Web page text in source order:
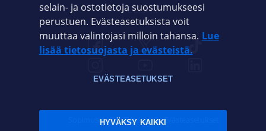
ELISA.FI
Sopimusehdot Tietosuoja Evästeasetukset
selain- ja ostotietoja suostumukseesi
perustuen. Evästeasetuksista voit
muuttaa valintojasi milloin tahansa. Lue
lisää tietosuojasta ja evästeistä.
EVÄSTEASETUKSET
HYVÄKSY KAIKKI